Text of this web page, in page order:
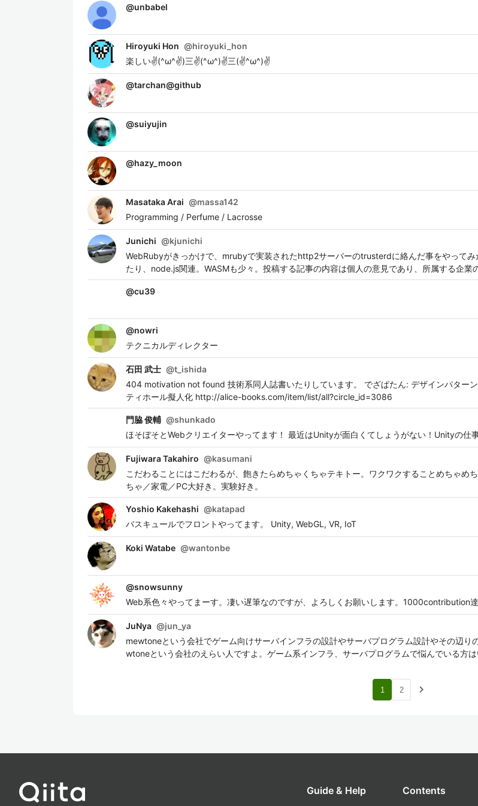
@unbabel
Hiroyuki Hon @hiroyuki_hon
楽しい✌(^ω^✌)三✌(^ω^)✌三(✌^ω^)✌
@tarchan@github
@suiyujin
@hazy_moon
Masataka Arai @massa142
Programming / Perfume / Lacrosse
Junichi @kjunichi
WebRubyがきっかけで、mrubyで実装されたhttp2サーバーのtrusterdに絡んだ事をやって
たり、node.js関連。WASMも少々。投稿する記事の内容は個人の意見であり、所属する企業
@cu39
@nowri
テクニカルディレクター
石田 武士 @t_ishida
404 motivation not found 技術系同人誌書いたりしています。 でざぱたん: デザインパター
ティホール擬人化 http://alice-books.com/item/list/all?circle_id=3086
門脇 俊輔 @shunkado
ほそぼそとWebクリエイターやってます！ 最近はUnityが面白くてしょうがない！Unityの仕
Fujiwara Takahiro @kasumani
こだわることにはこだわるが、飽きたらめちゃくちゃテキトー。ワクワクすることめちゃめ
ちゃ／家電／PC大好き。実験好き。
Yoshio Kakehashi @katapad
バスキュールでフロントやってます。 Unity, WebGL, VR, IoT
Koki Watabe @wantonbe
@snowsunny
Web系色々やってまーす。凄い遅筆なのですが、よろしくお願いします。1000contribution
JuNya @jun_ya
mewtoneという会社でゲーム向けサーバインフラの設計やサーバプログラム設計やその辺り
wtoneという会社のえらい人ですよ。ゲーム系インフラ、サーバプログラムで悩んでいる方
1 2 navigate_next
Guide & Help Contents